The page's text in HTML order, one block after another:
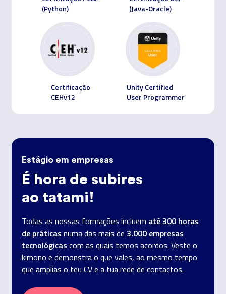
(Python)
(Java-Oracle)
Certificação
CEHv12
Unity Certified
User Programmer
Estágio em empresas
É hora de subires
ao tatami!
Todas as nossas formações incluem até 300 horas
de práticas numa das mais de 3.000 empresas
tecnológicas com as quais temos acordos. Veste o
kimono e demonstra o que vales, ao mesmo tempo
que amplias o teu CV e a tua rede de contactos.